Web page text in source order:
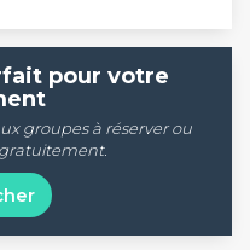
pour votre
groupes à réserver ou